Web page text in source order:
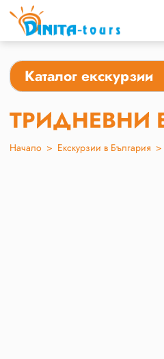
Каталог екскурзии
ТРИДНЕВНИ
Начало > Екскурзии в България >